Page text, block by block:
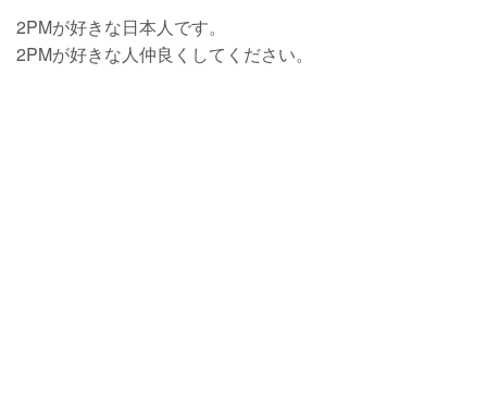
2PMが好きな日本人です。
2PMが好きな人仲良くしてください。